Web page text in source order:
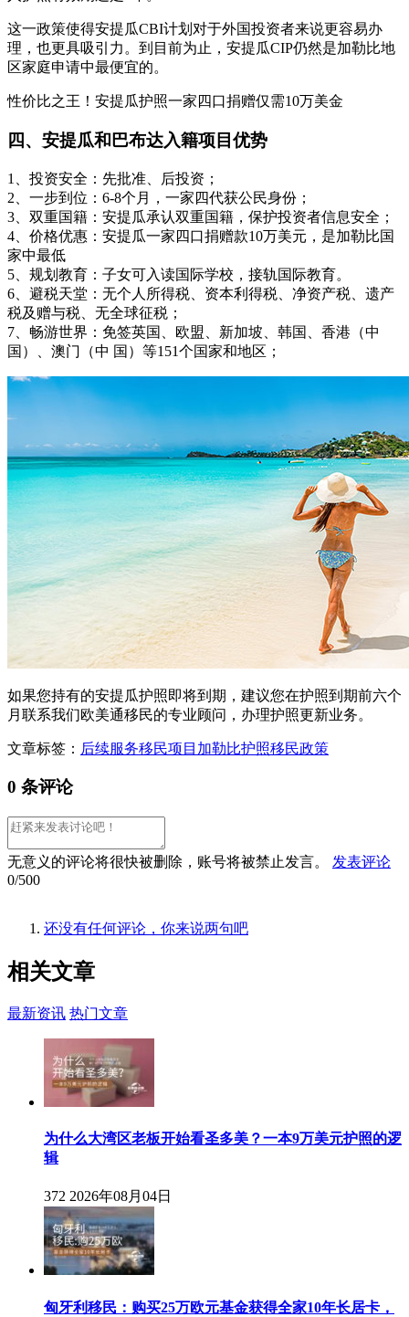
这一政策使得安提瓜CBI计划对于外国投资者来说更容易办
理，也更具吸引力。到目前为止，安提瓜CIP仍然是加勒比地
区家庭申请中最便宜的。
性价比之王！安提瓜护照一家四口捐赠仅需10万美金
四、安提瓜和巴布达入籍项目优势
1、投资安全：先批准、后投资；
2、一步到位：6-8个月，一家四代获公民身份；
3、双重国籍：安提瓜承认双重国籍，保护投资者信息安全；
4、价格优惠：安提瓜一家四口捐赠款10万美元，是加勒比国
家中最低
5、规划教育：子女可入读国际学校，接轨国际教育。
6、避税天堂：无个人所得税、资本利得税、净资产税、遗产
税及赠与税、无全球征税；
7、畅游世界：免签英国、欧盟、新加坡、韩国、香港（中
国）、澳门（中 国）等151个国家和地区；
如果您持有的安提瓜护照即将到期，建议您在护照到期前六个
月联系我们欧美通移民的专业顾问，办理护照更新业务。
文章标签： 后续服务移民项目 加勒比护照移民政策
0 条评论
无意义的评论将很快被删除，账号将被禁止发言。
发表评论
0/500
还没有任何评论，你来说两句吧
相关文章
最新资讯 热门文章
为什么大湾区老板开始看圣多美？一本9万美元护照的逻
辑
372 2026年08月04日
匈牙利移民：购买25万欧元基金获得全家10年长居卡，